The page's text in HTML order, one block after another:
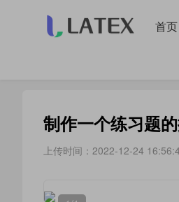
首页
制作一个练习题
上传时间：2022-12-24